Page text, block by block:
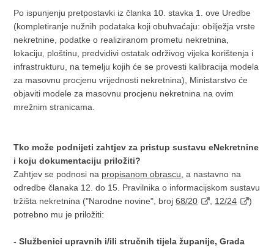
Po ispunjenju pretpostavki iz članka 10. stavka 1. ove Uredbe
(kompletiranje nužnih podataka koji obuhvaćaju: obilježja vrste
nekretnine, podatke o realiziranom prometu nekretnina,
lokaciju, ploštinu, predvidivi ostatak održivog vijeka korištenja i
infrastrukturu, na temelju kojih će se provesti kalibracija modela
za masovnu procjenu vrijednosti nekretnina), Ministarstvo će
objaviti modele za masovnu procjenu nekretnina na ovim
mrežnim stranicama.
Tko može podnijeti zahtjev za pristup sustavu eNekretnine
i koju dokumentaciju priložiti?
Zahtjev se podnosi na propisanom obrascu , a nastavno na
odredbe članaka 12. do 15. Pravilnika o informacijskom sustavu
tržišta nekretnina ("Narodne novine", broj68/20 12/24
)
potrebno mu je priložiti:
- Službenici upravnih i/ili stručnih tijela županije, Grada